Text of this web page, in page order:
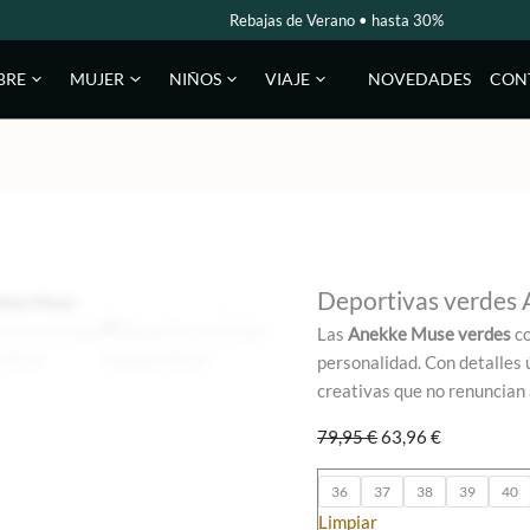
Rebajas de Verano • hasta 30%
MUJER NIÑOS VIAJE NOVEDADES
Deportivas verdes
LasAnekke Muse verdes
personalidad. Con detalles
creativas que no renuncian
79,95€El
precio
original
63,96€El
precio
actual
36 37 38 39 40
Limpiar